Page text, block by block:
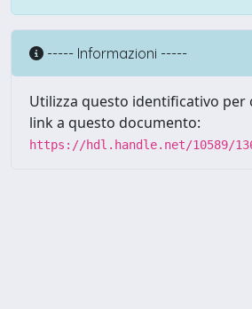
----- Informazioni -----
Utilizza questo identificativo per
link a questo documento:
https://hdl.handle.net/10589/